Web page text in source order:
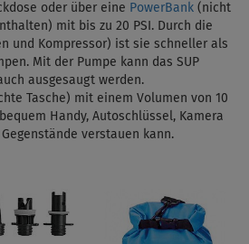
oder über eine PowerBank (nicht
mit bis zu 20 PSI. Durch die
und Kompressor) ist sie schneller als
Mit der Pumpe kann das SUP
ausgesaugt werden.
Tasche) mit einem Volumen von 10
Handy, Autoschlüssel, Kamera
verstauen kann.